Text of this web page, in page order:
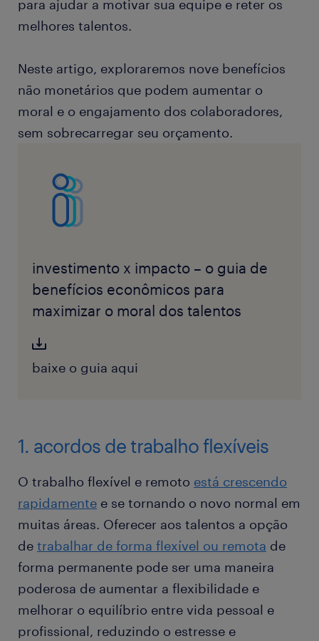
para ajudar a motivar sua equipe e reter os
melhores talentos.
Neste artigo, exploraremos nove benefícios
não monetários que podem aumentar o
moral e o engajamento dos colaboradores,
sem sobrecarregar seu orçamento.
investimento x impacto – o guia de
benefícios econômicos para
maximizar o moral dos talentos
baixe o guia aqui
1. acordos de trabalho flexíveis
O trabalho flexível e remoto está crescendo
rapidamente e se tornando o novo normal em
muitas áreas. Oferecer aos talentos a opção
de trabalhar de forma flexível ou remota de
forma permanente pode ser uma maneira
poderosa de aumentar a flexibilidade e
melhorar o equilíbrio entre vida pessoal e
profissional, reduzindo o estresse e